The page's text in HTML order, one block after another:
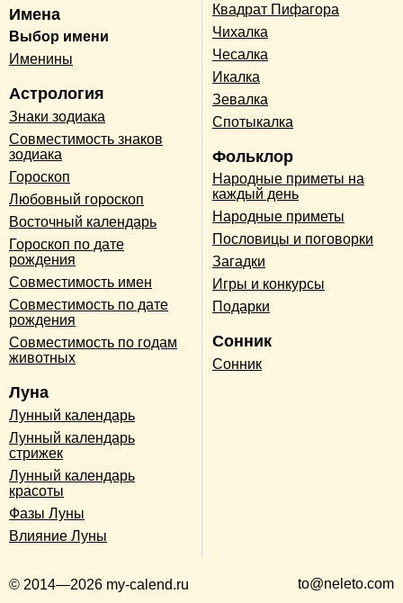
Имена
Выбор имени
Именины
Астрология
Знаки зодиака
Совместимость знаков
зодиака
Гороскоп
Любовный гороскоп
Восточный календарь
Гороскоп по дате
рождения
Совместимость имен
Совместимость по дате
рождения
Совместимость по годам
животных
Луна
Лунный календарь
Лунный календарь
стрижек
Лунный календарь
красоты
Фазы Луны
Влияние Луны
Квадрат Пифагора
Чихалка
Чесалка
Икалка
Зевалка
Спотыкалка
Фольклор
Народные приметы на
каждый день
Народные приметы
Пословицы и поговорки
Загадки
Игры и конкурсы
Подарки
Сонник
Сонник
© 2014—2026 my-calend.ru to@neleto.com